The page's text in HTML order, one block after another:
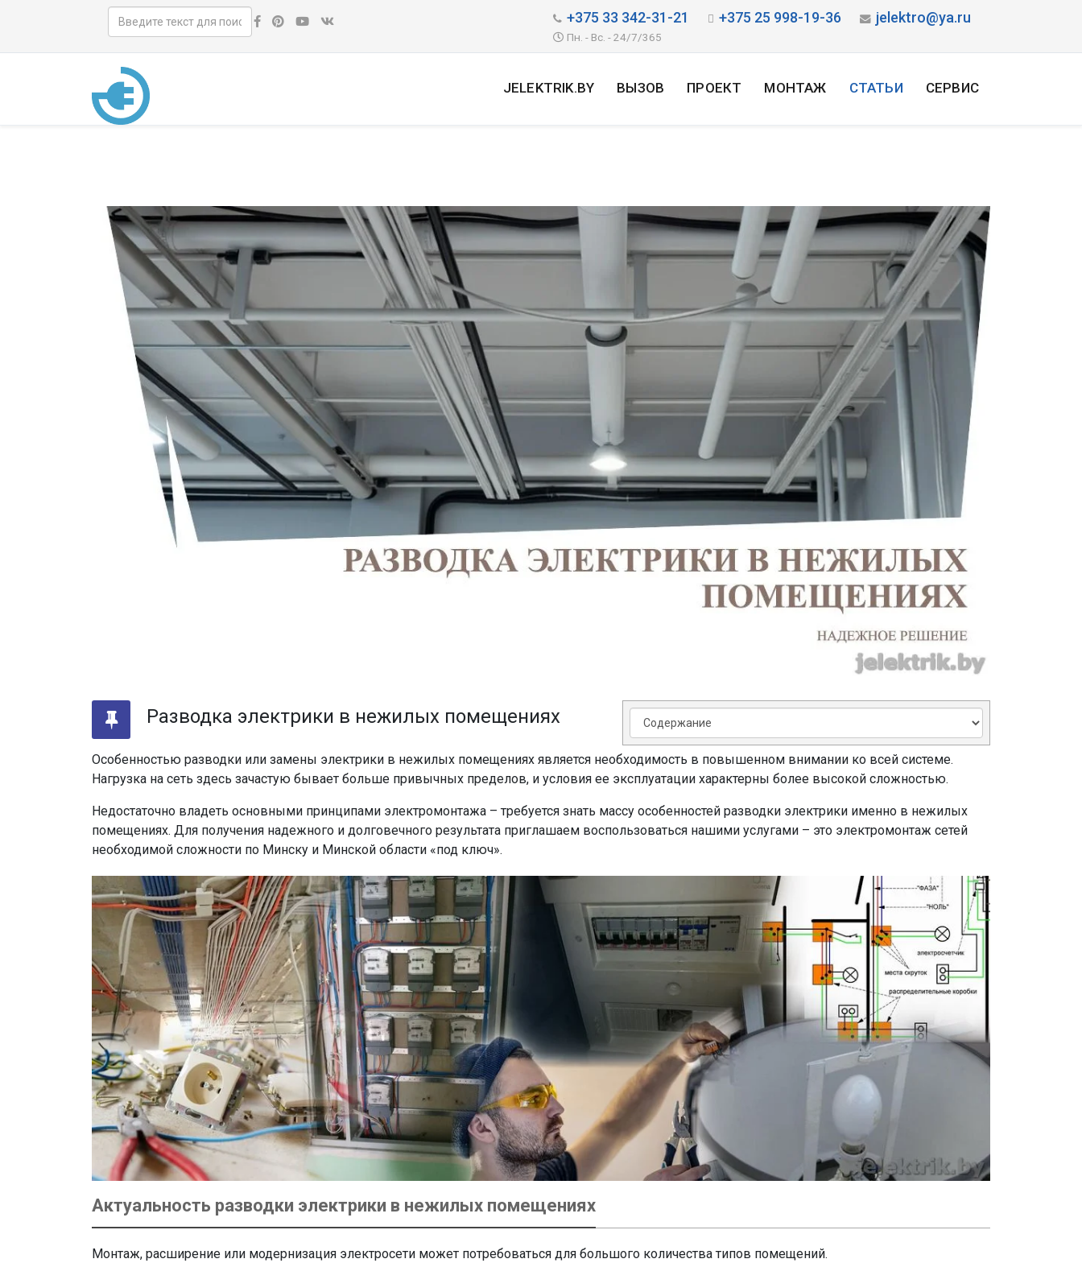
+375 33 342-31-21 +375 25 998-19-36 jelektro@ya.ru
Пн. - Вс. - 24/7/365
JELEKTRIK.BY ВЫЗОВ ПРОЕКТ МОНТАЖ СТАТЬИ СЕРВИС
Разводка электрики в нежилых помещениях
Особенностью разводки или замены электрики в нежилых помещениях является необходимость в повышенном внимании ко всей системе.
Нагрузка на сеть здесь зачастую бывает больше привычных пределов, и условия ее эксплуатации характерны более высокой сложностью.
Недостаточно владеть основными принципами электромонтажа – требуется знать массу особенностей разводки электрики именно в нежилых
помещениях. Для получения надежного и долговечного результата приглашаем воспользоваться нашими услугами – это электромонтаж сетей
необходимой сложности по Минску и Минской области «под ключ».
Актуальность разводки электрики в нежилых помещениях
Монтаж, расширение или модернизация электросети может потребоваться для большого количества типов помещений.